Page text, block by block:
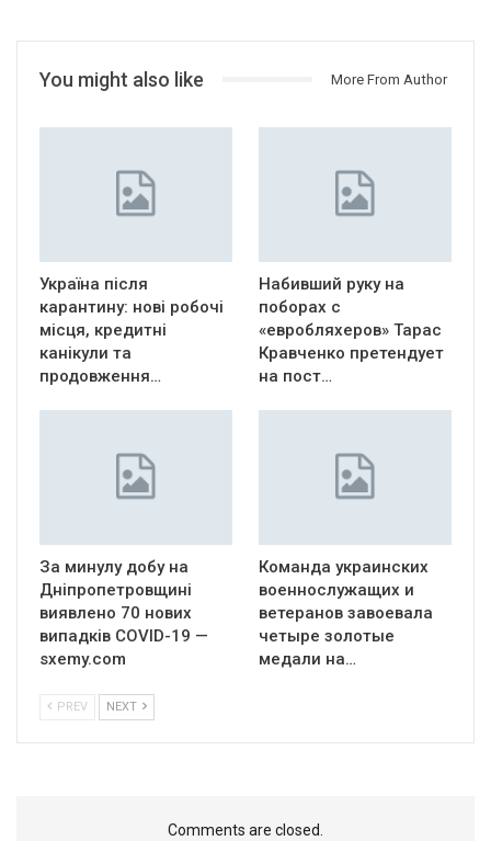
You might also like More From Author
Україна після
карантину: нові робочі
місця, кредитні
канікули та
продовження…
Набивший руку на
поборах с
«евробляхеров» Тарас
Кравченко претендует
на пост…
За минулу добу на
Дніпропетровщині
виявлено 70 нових
випадків COVID-19 —
sxemy.com
Команда украинских
военнослужащих и
ветеранов завоевала
четыре золотые
медали на…
PREV NEXT
Comments are closed.